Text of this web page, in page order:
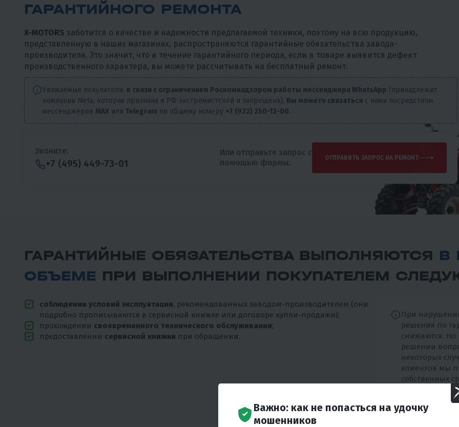
ГАРАНТИЙНОГО РЕМОНТА
X-MOTORS заботится о качестве и надежности предлагаемой техники, поэтому на всю продукцию,
представленную в наших магазинах, распространяются гарантийные обязательства завода-
производителя. Это значит, что в течение гарантийного периода, если в товаре выявится дефект
производственного характера, вы можете рассчитывать на бесплатный ремонт.
Уважаемые покупатели, в связи с ограничением Роскомнадзором работы мессенджера WhatsApp (принадлежит
компании Meta, которая признана в РФ экстремистской и запрещена), Вы можете связаться с нами посредством
мессенджеров MAX или Telegram по общему номеру +7 (922) 250-12-00.
Звоните:
+7 (495) 449-73-01
Или отправьте запрос с
помощью формы:
ОТПРАВИТЬ ЗАПРОС НА РЕМОНТ
ГАРАНТИЙНЫЕ ОБЯЗАТЕЛЬСТВА ВЫПОЛНЯЮТСЯ В
ОБЪЕМЕ ПРИ ВЫПОЛНЕНИИ ПОКУПАТЕЛЕМ
соблюдении условий эксплуатации, рекомендованных заводом-производителем (они
подробно прописываются в сервисной книжке или договоре купли-продажи);
прохождении своевременного технического обслуживания;
предоставлении сервисной книжки при обращении.
При
решения по
снижаются.
решении
некоторых
клиентов мы
собственных
Важно: как не попасться на удочку
мошенников